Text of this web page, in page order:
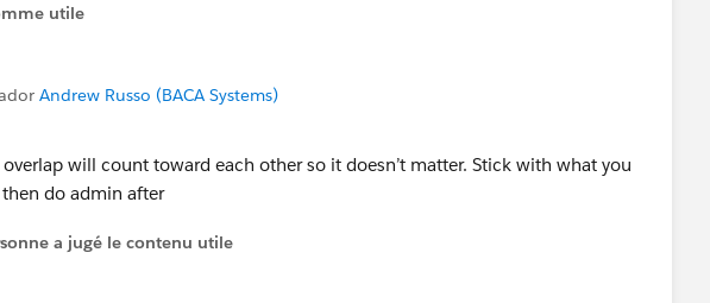
utile
Andrew Russo (BACA Systems)
overlap will count toward each other so it doesn’t matter. Stick with what you
do admin after
a jugé le contenu utile